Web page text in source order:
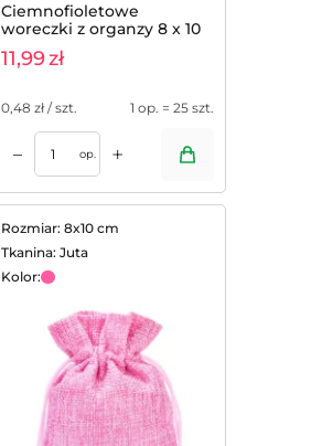
Ciemnofioletowe
woreczki z organzy 8 x 10
cm na susz lawendowy -
25 szt.
11,99zł
0,48 zł / szt. 1 op. = 25 szt.
– op. +
Rozmiar: 8x10 cm
Tkanina: Juta
Kolor: